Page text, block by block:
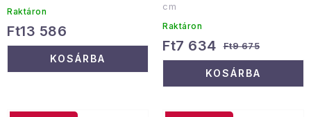
Raktáron
Ft13 586
KOSÁRBA
cm
Raktáron
Ft7 634 Ft9 675
KOSÁRBA